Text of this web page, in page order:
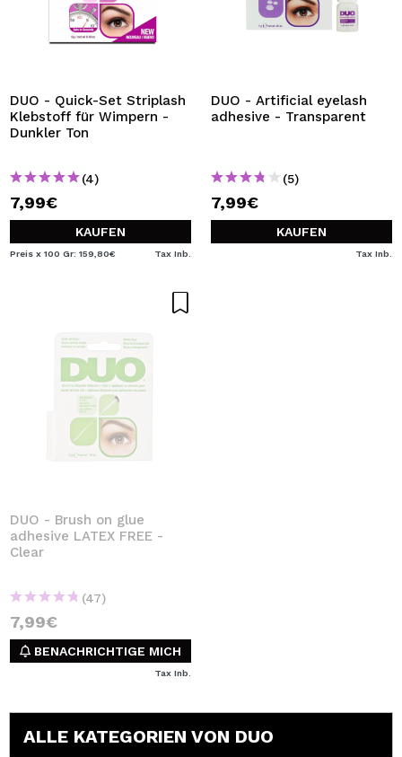
DUO - Quick-Set Striplash
Klebstoff für Wimpern -
Dunkler Ton
(4)
7,99€
KAUFEN
Preis x 100 Gr: 159,80€ Tax Inb.
DUO - Artificial eyelash
adhesive - Transparent
(5)
7,99€
KAUFEN
Tax Inb.
DUO - Brush on glue
adhesive LATEX FREE -
Clear
(47)
7,99€
BENACHRICHTIGE MICH
Tax Inb.
ALLE KATEGORIEN VON DUO